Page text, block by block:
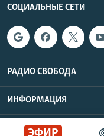
ЭФИР
СОЦИАЛЬНЫЕ СЕТИ
РАДИО СВОБОДА
ИНФОРМАЦИЯ
Радио Свобода ©